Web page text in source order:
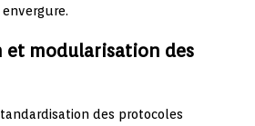
et modularisation des
des protocoles